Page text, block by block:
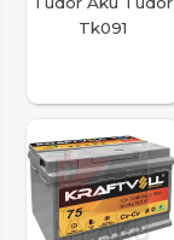
Tk091